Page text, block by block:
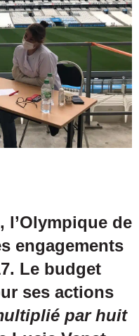
l’Olympique de
engagements
Le budget
ses actions
par huit